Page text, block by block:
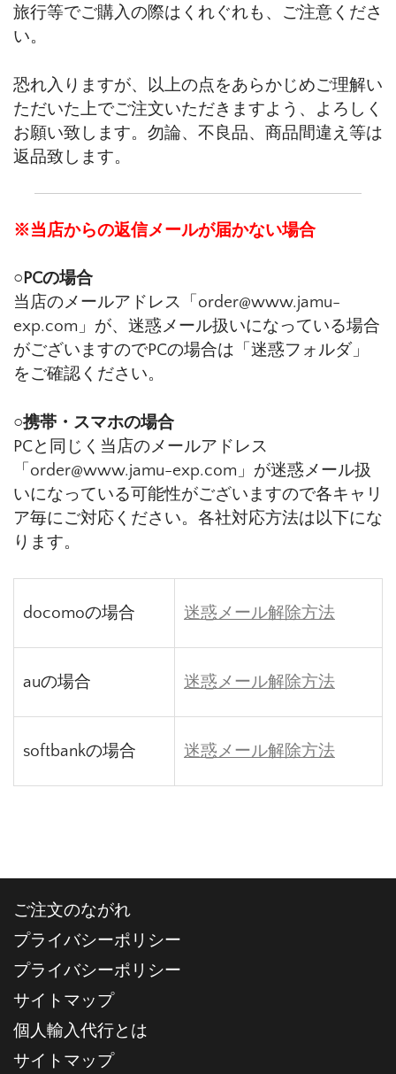
旅行等でご購入の際はくれぐれも、ご注意くださ
い。
恐れ入りますが、以上の点をあらかじめご理解い
ただいた上でご注文いただきますよう、よろしく
お願い致します。勿論、不良品、商品間違え等は
返品致します。
※当店からの返信メールが届かない場合
○PCの場合
当店のメールアドレス「order@www.jamu-
exp.com」が、迷惑メール扱いになっている場合
がございますのでPCの場合は「迷惑フォルダ」
をご確認ください。
○携帯・スマホの場合
PCと同じく当店のメールアドレス
「order@www.jamu-exp.com」が迷惑メール扱
いになっている可能性がございますので各キャリ
ア毎にご対応ください。各社対応方法は以下にな
ります。
docomoの場合 迷惑メール解除方法
auの場合 迷惑メール解除方法
softbankの場合 迷惑メール解除方法
ご注文のながれ
プライバシーポリシー
プライバシーポリシー
サイトマップ
個人輸入代行とは
サイトマップ